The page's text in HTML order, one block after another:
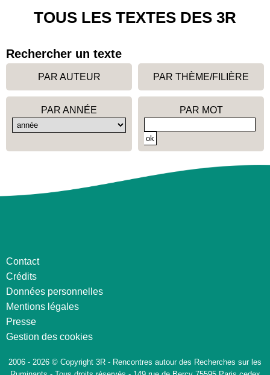
TOUS LES TEXTES DES 3R
Rechercher un texte
PAR AUTEUR PAR THÈME/FILIÈRE
PAR ANNÉE PAR MOT
Contact
Crédits
Données personnelles
Mentions légales
Presse
Gestion des cookies
2006 - 2026 © Copyright 3R - Rencontres autour des Recherches sur les